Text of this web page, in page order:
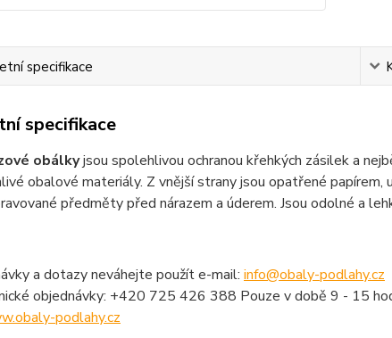
specifikace
specifikace
obálkyjsou spolehlivou ochranou křehkých zásilek a
obalové materiály. Z vnější strany jsou opatřené
předměty před nárazem a úderem. Jsou odolné a
a dotazy neváhejte použít e-mail: info@obaly-podlahy.cz
objednávky: +420 725 426 388 Pouze v době 9 - 15
podlahy.cz